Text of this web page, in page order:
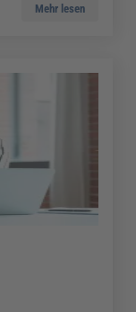
Mehr lesen